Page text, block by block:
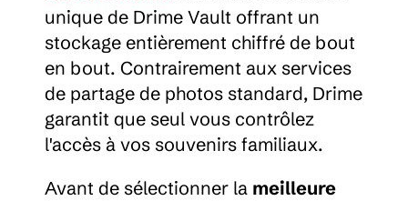
unique de Drime Vault offrant un
stockage entièrement chiffré de bout
en bout. Contrairement aux services
de partage de photos standard, Drime
garantit que seul vous contrôlez
l'accès à vos souvenirs familiaux.
Avant de sélectionner la meilleure